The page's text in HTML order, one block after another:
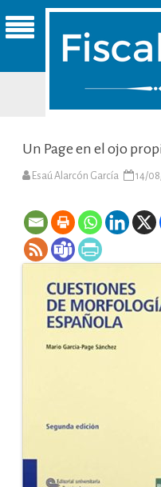
Un Page en el ojo
Esaú Alarcón García 14/